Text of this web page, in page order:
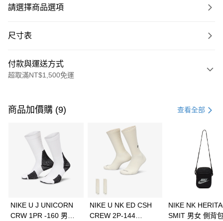
請選擇商品選項
尺寸表
付款與運送方式
超取滿NT$1,500免運
信用卡一次付款
3 期 0 利率 每期 21家銀行
合作金庫商業銀行
第一商業銀行
華南商業銀行
彰化商業銀行
上海商業儲蓄銀行
Apple Pay
全盈+PAY
商品加價購 (9) 查看全部
NIKE U J UNICORN
CRW 1PR -160 男女
NIKE U NK ED CSH
CREW 2P-144
NIKE NK
SMIT 男女 側背